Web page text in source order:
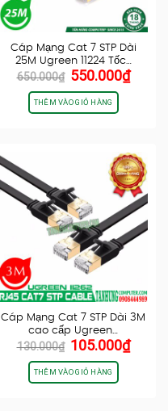
Cáp Mạng Cat 7 STP Dài
25M Ugreen 11224 Tốc…
650.000₫ Giá
gốc
là:
650.000₫.
550.000₫Giá
THÊM VÀO GIỎ HÀNG
Cáp Mạng Cat 7 STP Dài 3M
cao cấp Ugreen…
130.000₫ Giá
gốc
là:
130.000₫.
105.000₫Giá
THÊM VÀO GIỎ HÀNG